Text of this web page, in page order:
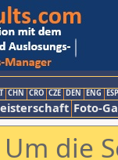
CHN CRO CZE DEN ENG ESP
Foto-
die